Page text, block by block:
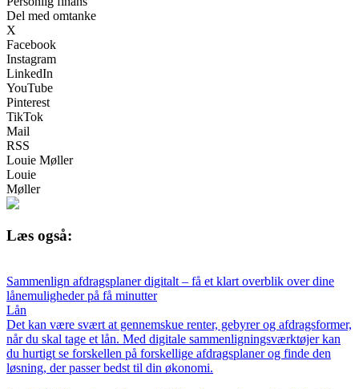
Del med omtanke
X
Facebook
Instagram
LinkedIn
YouTube
Pinterest
TikTok
Mail
RSS
Louie Møller
Louie
Møller
Læs også:
Sammenlign afdragsplaner digitalt – få et klart overblik over dine
lånemuligheder på få minutter
Lån
Det kan være svært at gennemskue renter, gebyrer og afdragsformer,
når du skal tage et lån. Med digitale sammenligningsværktøjer kan
du hurtigt se forskellen på forskellige afdragsplaner og finde den
løsning, der passer bedst til din økonomi.